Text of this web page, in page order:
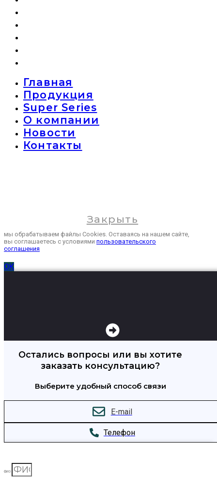
Главная
Продукция
Super Series
О компании
Новости
Контакты
Закрыть
мы обрабатываем файлы Cookies. Оставаясь на нашем сайте,
вы соглашаетесь с условиями пользовательского
соглашения
ОК
Остались вопросы или вы хотите
заказать консультацию?
Выберите удобный способ связи
E-mail
Телефон
ФИО